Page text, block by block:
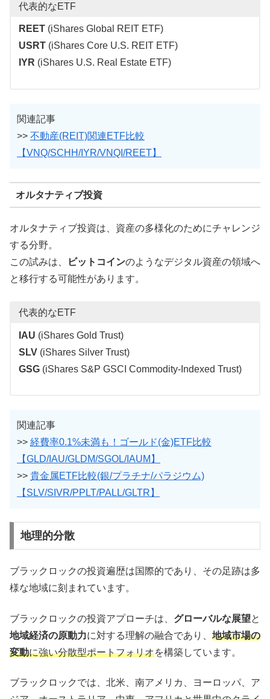
代表的なETF
REET(iShares Global REIT ETF)
USRT(iShares Core U.S. REIT ETF)
IYR (iShares U.S. Real Estate ETF)
関連記事
>> 不動産(REIT)関連ETF比較
【VNQ/SCHH/IYR/VNQI/REET】
オルタナティブ投資
オルタナティブ投資は、資産の多様化のためにチャレンジ
する分野。
この試みは、
ビットコインのようなデジタル資産の領域へ
と移行する可能性があります。
代表的なETF
IAU (iShares Gold Trust)
SLV(iShares Silver Trust)
GSG(iShares S&P GSCI Commodity-Indexed Trust)
関連記事
>> 経費率0.1%未満も！ゴールド(金)ETF比較
【GLD/IAU/GLDM/SGOL/IAUM】
>> 貴金属ETF比較(銀/プラチナ/パラジウム)
【SLV/SIVR/PPLT/PALL/GLTR】
地理的分散
ブラックロックの投資遍歴は国際的であり、その足跡は多
様な地域に刻まれています。
ブラックロックの投資アプローチは、 グローバルな展望と
地域経済の原動力に対する理解の融合であり、 地域市場の
変動に強い分散型ポートフォリオを構築しています。
ブラックロックでは、北米、南アメリカ、ヨーロッパ、ア